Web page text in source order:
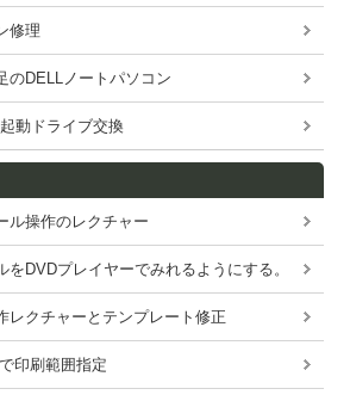
修理
のDELLノートパソコン
動ドライブ交換
操作のレクチャー
をDVDプレイヤーでみれるようにする。
レクチャーとテンプレート修正
印刷範囲指定